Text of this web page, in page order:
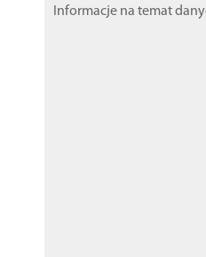
Informacje na temat